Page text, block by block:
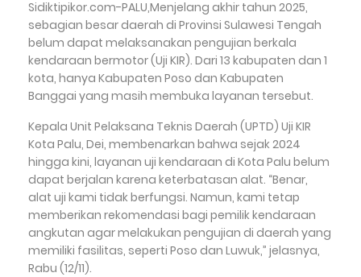
Sidiktipikor.com-PALU,Menjelang akhir tahun 2025,
sebagian besar daerah di Provinsi Sulawesi Tengah
belum dapat melaksanakan pengujian berkala
kendaraan bermotor (Uji KIR). Dari 13 kabupaten dan 1
kota, hanya Kabupaten Poso dan Kabupaten
Banggai yang masih membuka layanan tersebut.
Kepala Unit Pelaksana Teknis Daerah (UPTD) Uji KIR
Kota Palu, Dei, membenarkan bahwa sejak 2024
hingga kini, layanan uji kendaraan di Kota Palu belum
dapat berjalan karena keterbatasan alat. “Benar,
alat uji kami tidak berfungsi. Namun, kami tetap
memberikan rekomendasi bagi pemilik kendaraan
angkutan agar melakukan pengujian di daerah yang
memiliki fasilitas, seperti Poso dan Luwuk,” jelasnya,
Rabu (12/11).